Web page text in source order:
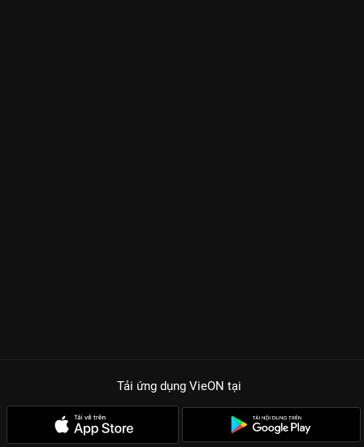
Tải ứng dụng VieON tại